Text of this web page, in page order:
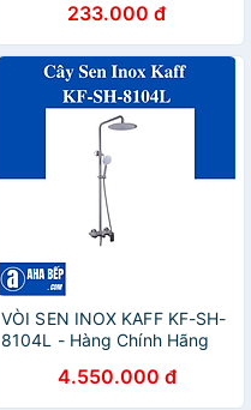
233.000 đ
VÒI SEN INOX KAFF KF-SH-
8104L - Hàng Chính Hãng
4.550.000 đ